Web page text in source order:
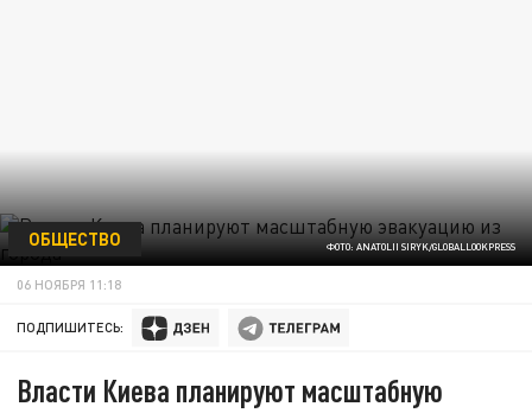
ФОТО: ANATOLII SIRYK/GLOBALLOOKPRESS
ОБЩЕСТВО
06 НОЯБРЯ 11:18
ПОДПИШИТЕСЬ:
Власти Киева планируют масштабную